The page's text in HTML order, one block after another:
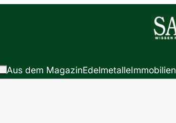
Aus dem MagazinEdelmetalleImmobilien